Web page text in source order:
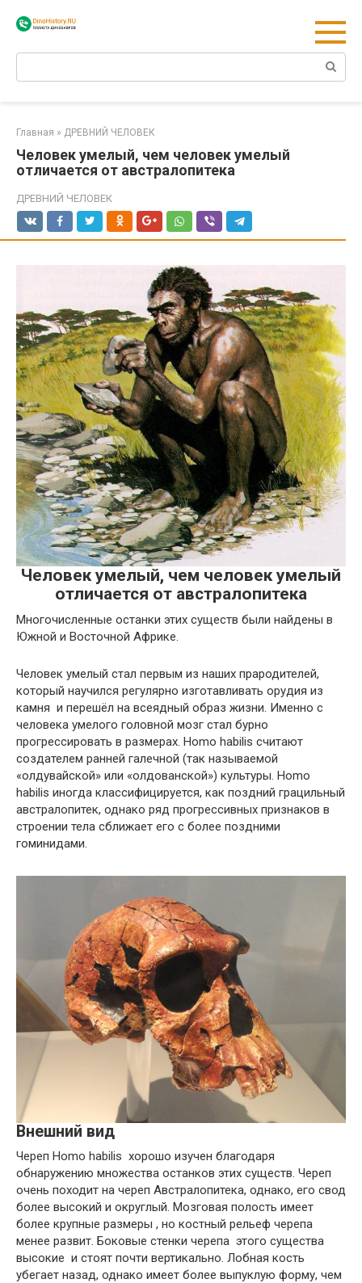
Главная » ДРЕВНИЙ ЧЕЛОВЕК
Человек умелый, чем человек умелый
отличается от австралопитека
ДРЕВНИЙ ЧЕЛОВЕК
Человек умелый, чем человек умелый
отличается от австралопитека
Многочисленные останки этих существ были найдены в
Южной и Восточной Африке.
Человек умелый стал первым из наших прародителей,
который научился регулярно изготавливать орудия из
камня и перешёл на всеядный образ жизни. Именно с
человека умелого головной мозг стал бурно
прогрессировать в размерах. Homo habilis считают
создателем ранней галечной (так называемой
«олдувайской» или «олдованской») культуры. Homo
habilis иногда классифицируется, как поздний грацильный
австралопитек, однако ряд прогрессивных признаков в
строении тела сближает его с более поздними
гоминидами.
Внешний вид
Череп Homo habilis хорошо изучен благодаря
обнаружению множества останков этих существ. Череп
очень походит на череп Австралопитека, однако, его свод
более высокий и округлый. Мозговая полость имеет
более крупные размеры , но костный рельеф черепа
менее развит. Боковые стенки черепа этого существа
высокие и стоят почти вертикально. Лобная кость
убегает назад, однако имеет более выпуклую форму, чем